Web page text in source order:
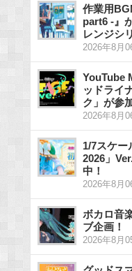
作業用
part6 -』
レンジシ
2026年8月
YouTube
ッドライ
ク」が参
2026年8月
1/7スケー
2026」
中！
2026年8月
ボカロ音
ブ企画！
2026年8月